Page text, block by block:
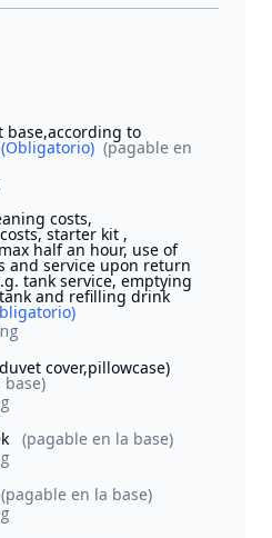
base,according to
(Obligatorio) (pagable en
costs,
starter kit ,
half an hour, use of
and service upon return
tank service, emptying
and refilling drink
cover,pillowcase)
(pagable en la base)
(pagable en la base)